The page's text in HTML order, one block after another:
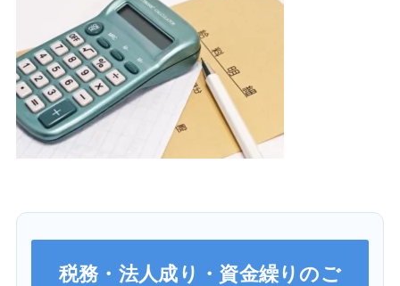
税務・法人成り・資金繰りのご